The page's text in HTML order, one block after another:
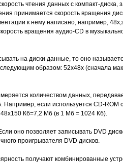
чтения данных с компакт-диска,
принимается скорость вращения
к нему написано, например,
вращения аудио-CD в
на диски данные, то оно
образом: 52х48х (сначала
количеством данных,
если используется CD-ROM
48x150 Кб=7,2 Мб (в 1 Мб = 1024 Кб).
оно позволяет записывать DVD
проигрывателя DVD дисков.
получают комбинированные